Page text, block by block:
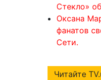
Стекло»
Оксана
фанатов
Сети.
Читайте